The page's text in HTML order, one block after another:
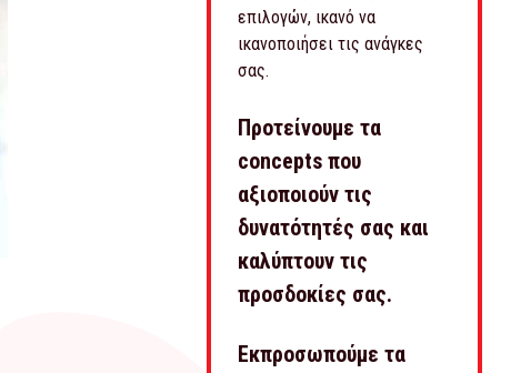
επιλογών, ικανό να
ικανοποιήσει τις ανάγκες
σας.
Προτείνουμε τα
concepts που
αξιοποιούν τις
δυνατότητές σας και
καλύπτουν τις
προσδοκίες σας.
Εκπροσωπούμε τα